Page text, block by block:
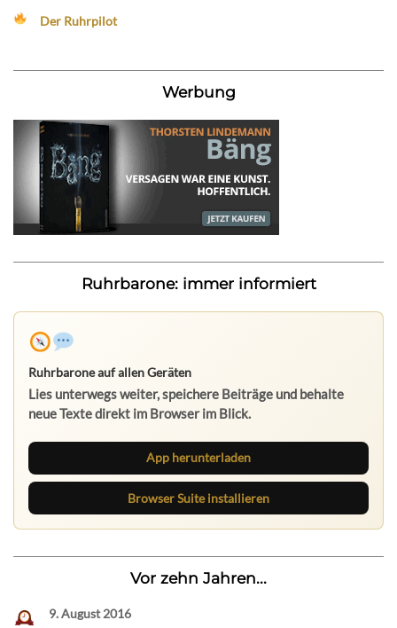
Der Ruhrpilot
Werbung
Ruhrbarone: immer informiert
Ruhrbarone auf allen Geräten
Lies unterwegs weiter, speichere Beiträge und behalte
neue Texte direkt im Browser im Blick.
App herunterladen
Browser Suite installieren
Vor zehn Jahren...
9. August 2016